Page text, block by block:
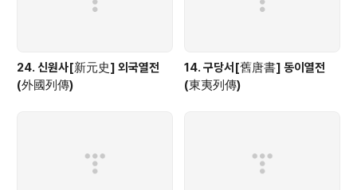
24. 신원사[新元史] 외국열전
(外國列傳)
14. 구당서[舊唐書] 동이열전
(東夷列傳)